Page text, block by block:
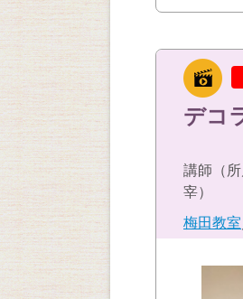
デコ
講師（所
宰）
梅田教室